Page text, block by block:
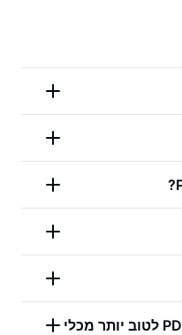
מה הופך את מתרגם ה-PDF לטוב יותר מכלי